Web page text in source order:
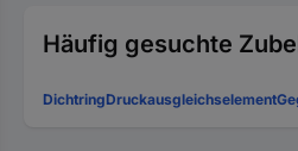
Häufig gesuchte
DichtringDruckausgleichselement